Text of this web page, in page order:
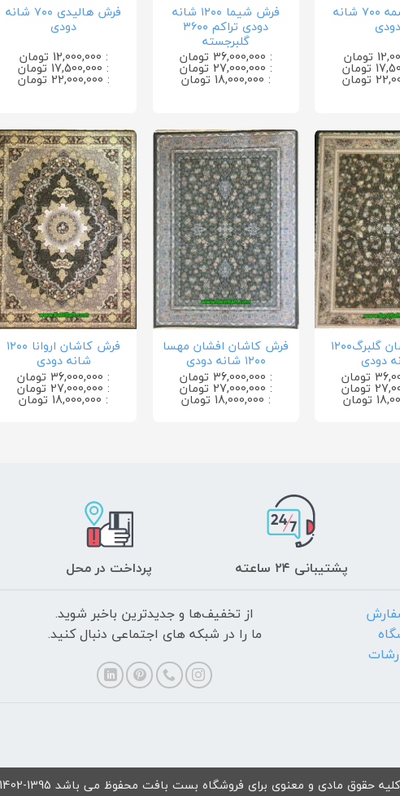
فرش چشمه ۷۰۰ شانه
دودی
فرش شیما ۱۲۰۰ شانه
دودی تراکم ۳۶۰۰
گلبرجسته
: 36,000,000 تومان
: 27,000,000 تومان
: 18,000,000 تومان
فرش هالیدی ۷۰۰ شانه
دودی
: 12,000,000 تومان
: 17,500,000 تومان
: 22,000,000 تومان
فرش کاشان گلبرگ۱۲۰۰
دودی
فرش کاشان افشان مهسا
۱۲۰۰ شانه دودی
: 36,000,000 تومان
: 27,000,000 تومان
: 18,000,000 تومان
فرش کاشان اروانا ۱۲۰۰
شانه دودی
: 36,000,000 تومان
: 27,000,000 تومان
: 18,000,000 تومان
پشتیبانی ۲۴ ساعته پرداخت در محل
از تخفیف‌ها و جدیدترین‌ باخبر شوید.
ما را در شبکه های اجتماعی دنبال کنید.
کلیه حقوق مادی و معنوی برای فروشگاه بست بافت محفوظ می باشد 1395-1402